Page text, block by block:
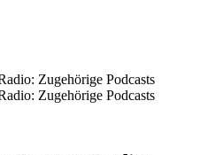
Zugehörige Podcasts
Zugehörige Podcasts